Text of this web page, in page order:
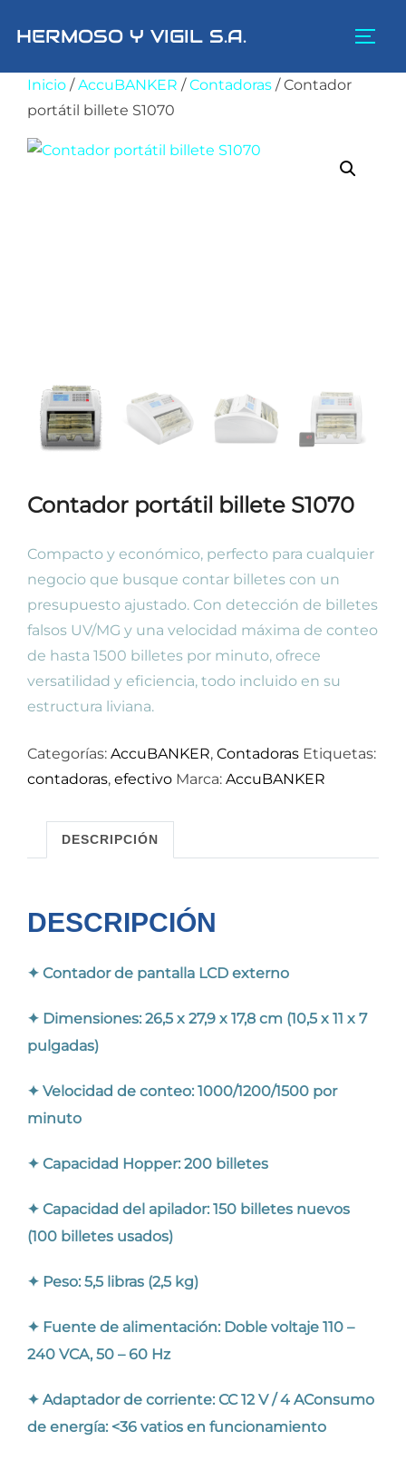
HERMOSO Y VIGIL S.A.
Inicio /AccuBANKER /Contadoras / Contador
portátil billete S1070
Contador portátil billete S1070
Compacto y económico, perfecto para cualquier
negocio que busque contar billetes con un
presupuesto ajustado. Con detección de billetes
falsos UV/MG y una velocidad máxima de conteo
de hasta 1500 billetes por minuto, ofrece
versatilidad y eficiencia, todo incluido en su
estructura liviana.
Categorías: AccuBANKER, Contadoras Etiquetas:
contadoras, efectivo Marca: AccuBANKER
DESCRIPCIÓN
DESCRIPCIÓN
✦ Contador de pantalla LCD externo
✦ Dimensiones: 26,5 x 27,9 x 17,8 cm (10,5 x 11 x 7
pulgadas)
✦ Velocidad de conteo: 1000/1200/1500 por
minuto
✦ Capacidad Hopper: 200 billetes
✦ Capacidad del apilador: 150 billetes nuevos
(100 billetes usados)
✦ Peso: 5,5 libras (2,5 kg)
✦ Fuente de alimentación: Doble voltaje 110 –
240 VCA, 50 – 60 Hz
✦ Adaptador de corriente: CC 12 V / 4 AConsumo
de energía: <36 vatios en funcionamiento